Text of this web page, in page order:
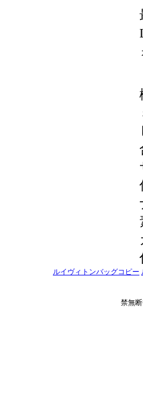
ルイヴィトンバッグコピー
禁無